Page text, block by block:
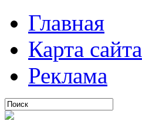
Главная
Карта сайта
Реклама